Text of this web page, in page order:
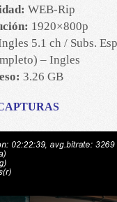
WEB-Rip
1920×800p
5.1 ch / Subs.
– Ingles
3.26 GB